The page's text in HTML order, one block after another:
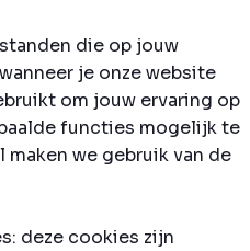
die op jouw
je onze website
om jouw ervaring op
functies mogelijk te
maken we gebruik van de
deze cookies zijn